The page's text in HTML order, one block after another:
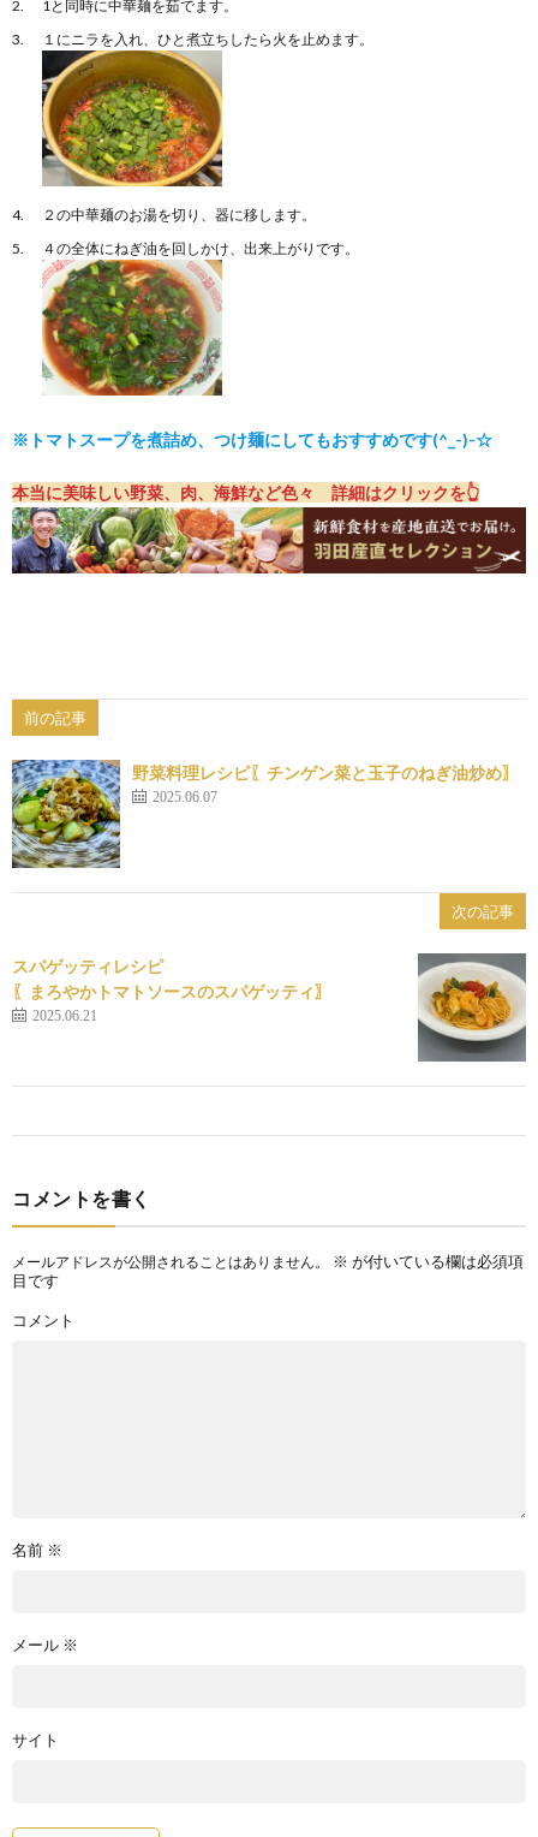
1と同時に中華麺を茹でます。
１にニラを入れ、ひと煮立ちしたら火を止めます。
２の中華麺のお湯を切り、器に移します。
４の全体にねぎ油を回しかけ、出来上がりです。
※トマトスープを煮詰め、つけ麺にしてもおすすめです(^_-)-☆
本当に美味しい野菜、肉、海鮮など色々 詳細はクリックを👆
前の記事
野菜料理レシピ〖チンゲン菜と玉子のねぎ油炒め〗
2025.06.07
次の記事
スパゲッティレシピ
〖まろやかトマトソースのスパゲッティ〗
2025.06.21
コメントを書く
メールアドレスが公開されることはありません。 ※ が付いている欄は必須項
目です
コメント
名前 ※
メール ※
サイト